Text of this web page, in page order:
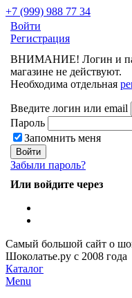
+7 (999) 988 77 34
Войти
Регистрация
ВНИМАНИЕ! Логин и
магазине не действуют.
Необходима отдельная
Введите логин или email
Пароль
Запомнить меня
Забыли пароль?
Или войдите через
Самый большой сайт о
Шоколатье.ру с 2008 года
Каталог
Menu